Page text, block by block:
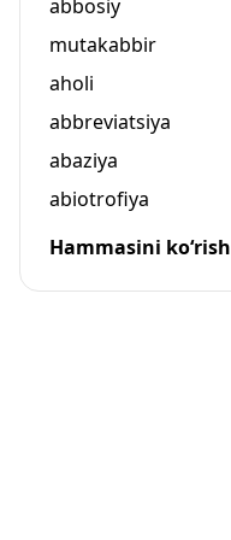
abbosiy
mutakabbir
aholi
abbreviatsiya
abaziya
abiotrofiya
Hammasini ko‘rish